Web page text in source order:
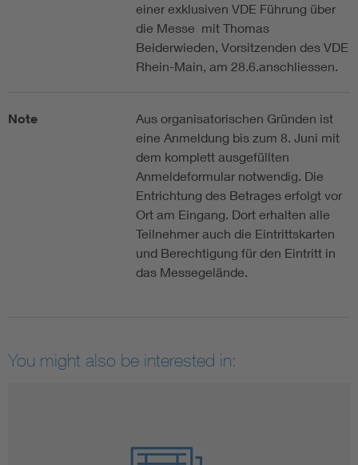
einer exklusiven VDE Führung über
die Messe mit Thomas
Beiderwieden, Vorsitzenden des VDE
Rhein-Main, am 28.6.anschliessen.
Note
Aus organisatorischen Gründen ist
eine Anmeldung bis zum 8. Juni mit
dem komplett ausgefüllten
Anmeldeformular notwendig. Die
Entrichtung des Betrages erfolgt vor
Ort am Eingang. Dort erhalten alle
Teilnehmer auch die Eintrittskarten
und Berechtigung für den Eintritt in
das Messegelände.
You might also be interested in: